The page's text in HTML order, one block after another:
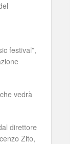
festival”,
vedrà
direttore
Zito,